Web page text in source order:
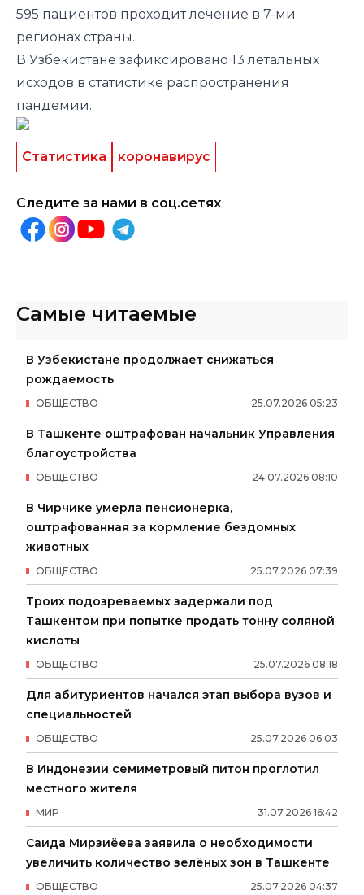
595 ​​пациентов проходит лечение в 7-ми
регионах страны.
В Узбекистане зафиксировано 13 летальных
исходов в статистике распространения
пандемии.
Статистика коронавирус
Следите за нами в соц.сетях
Самые читаемые
В Узбекистане продолжает снижаться
рождаемость
25.07.2026 05:23
ОБЩЕСТВО
В Ташкенте оштрафован начальник Управления
благоустройства
24.07.2026 08:10
ОБЩЕСТВО
В Чирчике умерла пенсионерка,
оштрафованная за кормление бездомных
животных
25.07.2026 07:39
ОБЩЕСТВО
Троих подозреваемых задержали под
Ташкентом при попытке продать тонну соляной
кислоты
25.07.2026 08:18
ОБЩЕСТВО
Для абитуриентов начался этап выбора вузов и
специальностей
25.07.2026 06:03
ОБЩЕСТВО
В Индонезии семиметровый питон проглотил
местного жителя
31.07.2026 16:42
МИР
Саида Мирзиёева заявила о необходимости
увеличить количество зелёных зон в Ташкенте
25.07.2026 04:37
ОБЩЕСТВО